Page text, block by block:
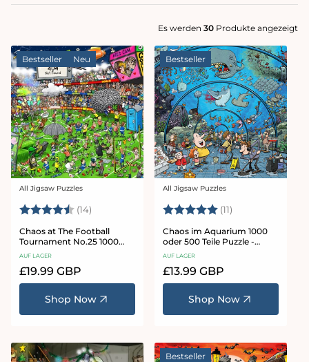
Es werden 30 Produkte angezeigt
Bestseller Neu
Anbieter:
All Jigsaw Puzzles
Bewertung:(14) 4.8 von 5 Sternen
Chaos at The Football
Tournament No.25 1000
Piece Jigsaw Puzzle
AUF LAGER
Normaler
Preis
£19.99 GBP
Shop Now
Bestseller
Anbieter:
All Jigsaw Puzzles
Bewertung:(11)
Chaos im Aquarium 1000
oder 500 Teile Puzzle -
Chaos Nr. 21
AUF LAGER
Normaler
Preis
£13.99 GBP
Shop Now
Bestseller